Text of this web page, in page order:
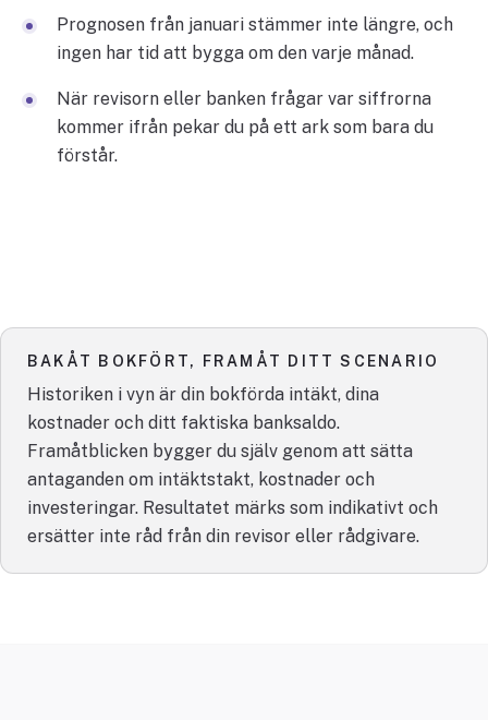
Prognosen från januari stämmer inte längre, och
ingen har tid att bygga om den varje månad.
När revisorn eller banken frågar var siffrorna
kommer ifrån pekar du på ett ark som bara du
förstår.
BAKÅT BOKFÖRT, FRAMÅT DITT SCENARIO
Historiken i vyn är din bokförda intäkt, dina
kostnader och ditt faktiska banksaldo.
Framåtblicken bygger du själv genom att sätta
antaganden om intäktstakt, kostnader och
investeringar. Resultatet märks som indikativt och
ersätter inte råd från din revisor eller rådgivare.